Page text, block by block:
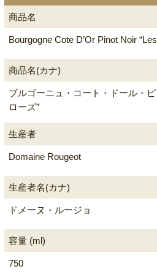
商品名
Bourgogne Cote D’Or Pinot Noir
商品名(カナ)
ブルゴーニュ・コート・ドール・
ローズ”
生産者
Domaine Rougeot
生産者名(カナ)
ドメーヌ・ルージョ
容量 (ml)
750